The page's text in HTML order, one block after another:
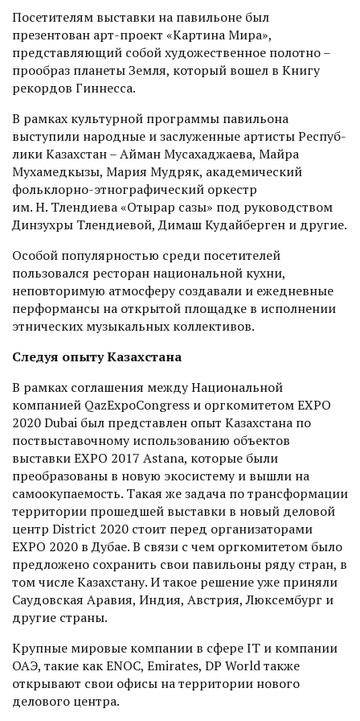
Посетителям выставки на павильоне был
презентован арт-проект «Картина Мира»,
представляющий собой художественное полотно –
прообраз планеты Земля, который вошел в Книгу
рекордов Гиннесса.
В рамках культурной программы павильона
выступили народные и заслуженные артисты Респуб­
лики Казахстан – Айман Мусахаджаева, Майра
Мухамедкызы, Мария Муд­ряк, академический
фольклорно-этнографический оркестр
им. Н. Тлендиева «Отырар сазы» под руководством
Динзухры Тлендиевой, Димаш Кудайберген и другие.
Особой популярностью среди посетителей
пользовался ресторан национальной кухни,
неповторимую атмосферу создавали и еже­дневные
перформансы на открытой площадке в исполнении
этнических музыкальных коллективов.
Следуя опыту Казахстана
В рамках соглашения между Национальной
компанией Qaz­ExpoCongress и оргкомитетом EXPO
2020 Dubai был представлен опыт Казахстана по
поствыставочному использованию объектов
выставки EXPO 2017 Astana, которые были
преобразованы в новую экосистему и вышли на
самоокупаемость. Такая же задача по трансформации
территории прошедшей выставки в новый деловой
центр District 2020 стоит перед организаторами
EXPO 2020 в Дубае. В связи с чем оргкомитетом было
предложено сохранить свои павильоны ряду стран, в
том числе Казахстану. И такое решение уже приняли
Саудовская Аравия, Индия, Австрия, Люксембург и
другие страны.
Крупные мировые компании в сфере IT и компании
ОАЭ, такие как ENOC, Emirates, DP World также
открывают свои офисы на территории нового
делового центра.